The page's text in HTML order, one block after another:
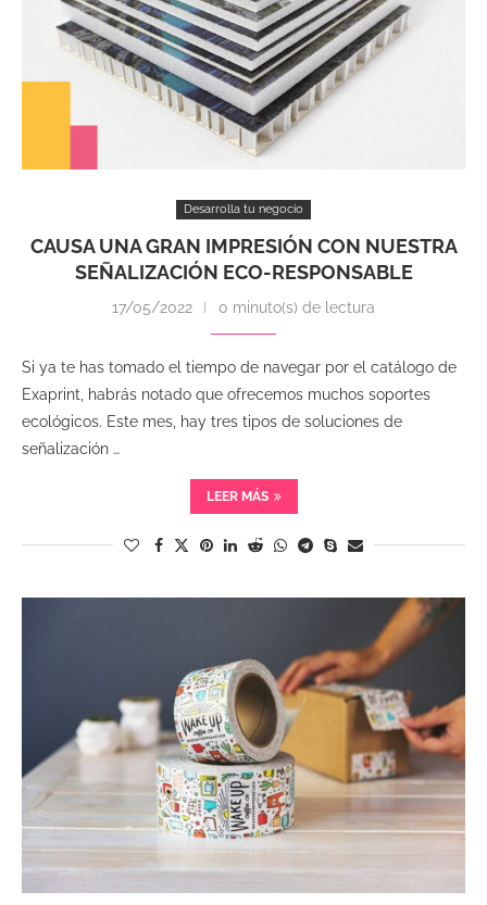
Desarrolla tu negocio
CAUSA UNA GRAN IMPRESIÓN CON NUESTRA
SEÑALIZACIÓN ECO-RESPONSABLE
17/05/2022 0 minuto(s) de lectura
Si ya te has tomado el tiempo de navegar por el catálogo de
Exaprint, habrás notado que ofrecemos muchos soportes
ecológicos. Este mes, hay tres tipos de soluciones de
señalización …
LEER MÁS